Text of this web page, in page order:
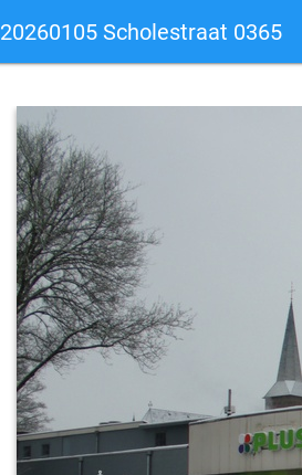
20260105 Scholestraat 0365